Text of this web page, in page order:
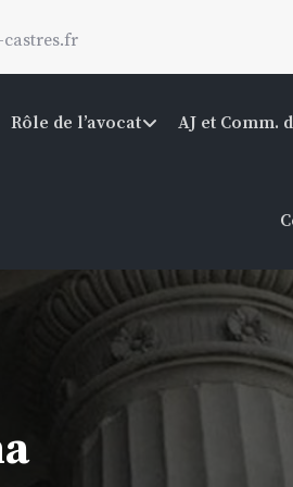
castres.fr
Rôle de l’avocat AJ et Comm.